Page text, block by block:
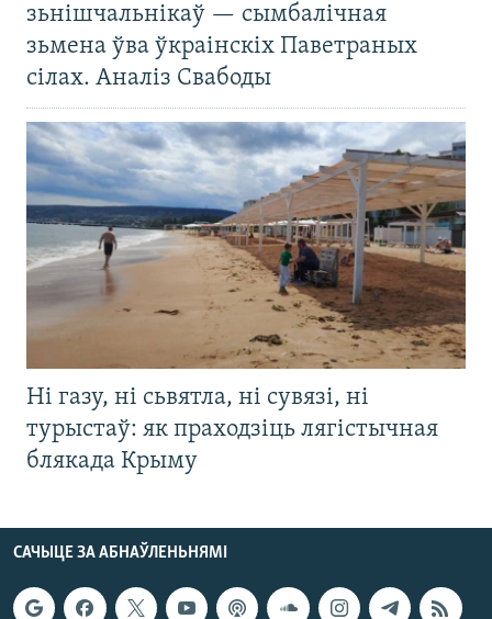
зьнішчальнікаў — сымбалічная
зьмена ўва ўкраінскіх Паветраных
сілах. Аналіз Свабоды
Ні газу, ні сьвятла, ні сувязі, ні
турыстаў: як праходзіць лягістычная
блякада Крыму
САЧЫЦЕ ЗА АБНАЎЛЕНЬНЯМІ